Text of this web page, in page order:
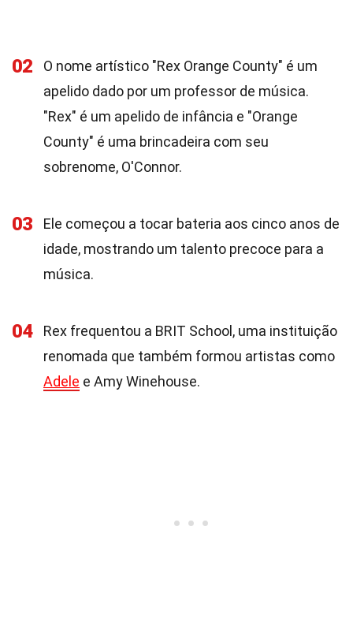
02
O nome artístico "Rex Orange County" é um
apelido dado por um professor de música.
"Rex" é um apelido de infância e "Orange
County" é uma brincadeira com seu
sobrenome, O'Connor.
03
Ele começou a tocar bateria aos cinco anos de
idade, mostrando um talento precoce para a
música.
04
Rex frequentou a BRIT School, uma instituição
renomada que também formou artistas como
Adele e Amy Winehouse.